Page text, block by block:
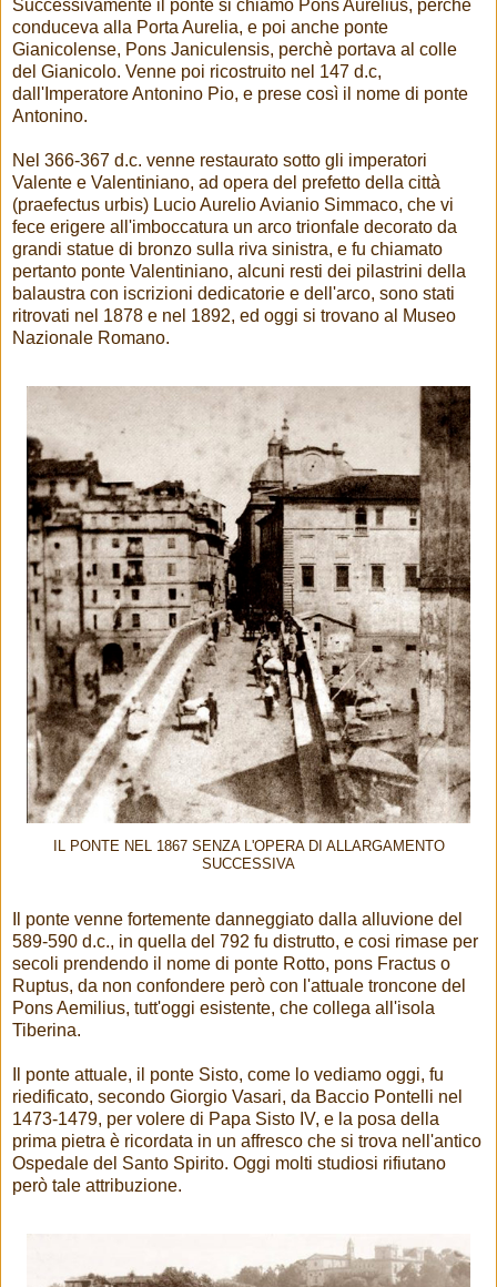
Successivamente il ponte si chiamò Pons Aurelius, perchè
conduceva alla Porta Aurelia, e poi anche ponte
Gianicolense, Pons Janiculensis, perchè portava al colle
del Gianicolo. Venne poi ricostruito nel 147 d.c,
dall'Imperatore Antonino Pio, e prese così il nome di ponte
Antonino.
Nel 366-367 d.c. venne restaurato sotto gli imperatori
Valente e Valentiniano, ad opera del prefetto della città
(praefectus urbis) Lucio Aurelio Avianio Simmaco, che vi
fece erigere all'imboccatura un arco trionfale decorato da
grandi statue di bronzo sulla riva sinistra, e fu chiamato
pertanto ponte Valentiniano, alcuni resti dei pilastrini della
balaustra con iscrizioni dedicatorie e dell'arco, sono stati
ritrovati nel 1878 e nel 1892, ed oggi si trovano al Museo
Nazionale Romano.
IL PONTE NEL 1867 SENZA L'OPERA DI ALLARGAMENTO
SUCCESSIVA
Il ponte venne fortemente danneggiato dalla alluvione del
589-590 d.c., in quella del 792 fu distrutto, e cosi rimase per
secoli prendendo il nome di ponte Rotto, pons Fractus o
Ruptus, da non confondere però con l'attuale troncone del
Pons Aemilius, tutt'oggi esistente, che collega all'isola
Tiberina.
Il ponte attuale, il ponte Sisto, come lo vediamo oggi, fu
riedificato, secondo Giorgio Vasari, da Baccio Pontelli nel
1473-1479, per volere di Papa Sisto IV, e la posa della
prima pietra è ricordata in un affresco che si trova nell'antico
Ospedale del Santo Spirito. Oggi molti studiosi rifiutano
però tale attribuzione.